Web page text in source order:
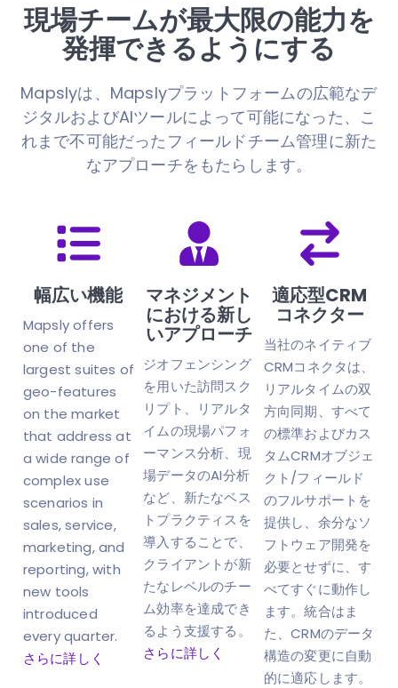
現場チームが最大限の能力を
発揮できるようにする
Mapslyは、Mapslyプラットフォームの広範なデ
ジタルおよびAIツールによって可能になった、こ
れまで不可能だったフィールドチーム管理に新た
なアプローチをもたらします。
幅広い機能
Mapsly offers
one of the
largest suites of
geo-features
on the market
that address at
a wide range of
complex use
scenarios in
sales, service,
marketing, and
reporting, with
new tools
introduced
every quarter.
さらに詳しく
マネジメント
における新し
いアプローチ
ジオフェンシング
を用いた訪問スク
リプト、リアルタ
イムの現場パフォ
ーマンス分析、現
場データのAI分析
など、新たなベス
トプラクティスを
導入することで、
クライアントが新
たなレベルのチー
ム効率を達成でき
るよう支援する。
さらに詳しく
適応型CRM
コネクター
当社のネイティブ
CRMコネクタは、
リアルタイムの双
方向同期、すべて
の標準およびカス
タムCRMオブジェ
クト/フィールド
のフルサポートを
提供し、余分なソ
フトウェア開発を
必要とせずに、す
べてすぐに動作し
ます。統合はま
た、CRMのデータ
構造の変更に自動
的に適応します。